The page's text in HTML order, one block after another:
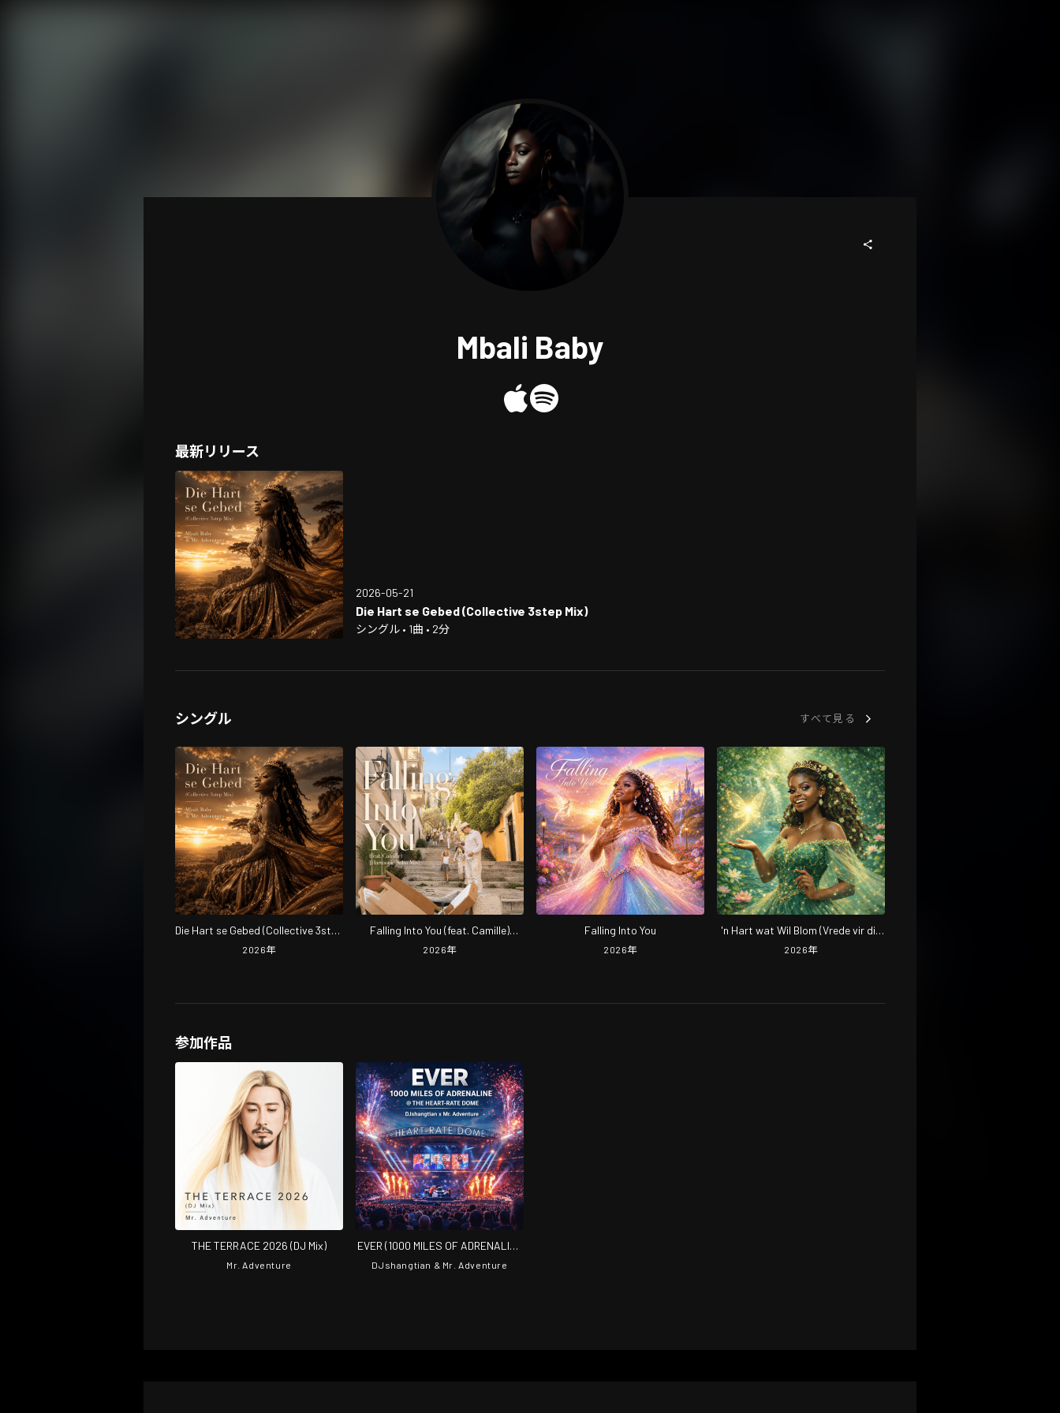
Mbali Baby
最新リリース
2026-05-21
Die Hart se Gebed (Collective 3step Mix)
シングル • 1曲 • 2分
シングル すべて見る
Die Hart se Gebed (Collective 3step
Mix)
2026年
Falling Into You (feat. Camille)
[Harmonic Salsa Mix]
2026年
Falling Into You
2026年
'n Hart wat Wil Blom (Vrede vir die
Wêreld)
2026年
参加作品
THE TERRACE 2026 (DJ Mix)
Mr. Adventure
EVER (1000 MILES OF ADRENALINE
@ THE HEART-RATE DOME)
DJshangtian & Mr. Adventure